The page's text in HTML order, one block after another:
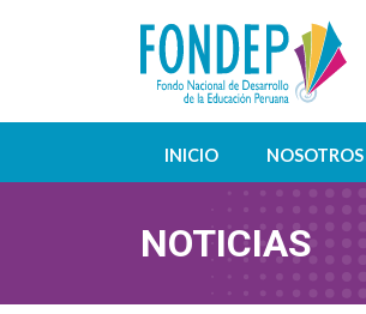
INICIO NOSOTROS
NOTICIAS